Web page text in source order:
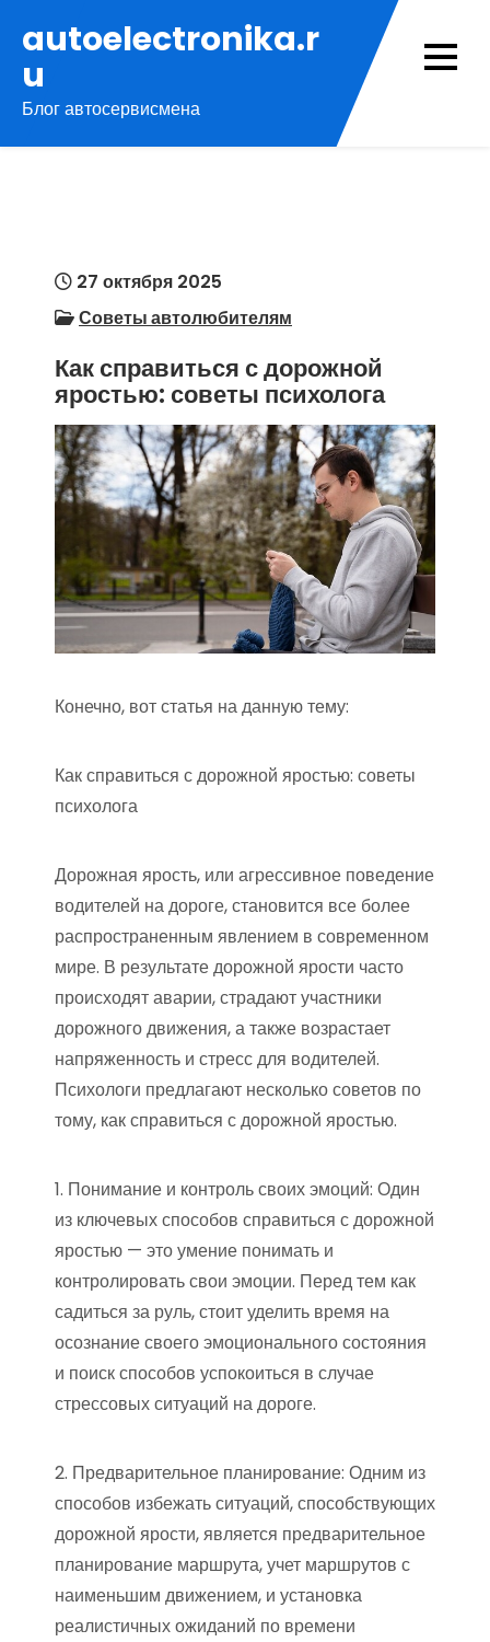
содержимому
autoelectronika.r
u
Блог автосервисмена
27 октября 2025
Советы автолюбителям
Как справиться с дорожной
яростью: советы психолога
Конечно, вот статья на данную тему:
Как справиться с дорожной яростью: советы
психолога
Дорожная ярость, или агрессивное поведение
водителей на дороге, становится все более
распространенным явлением в современном
мире. В результате дорожной ярости часто
происходят аварии, страдают участники
дорожного движения, а также возрастает
напряженность и стресс для водителей.
Психологи предлагают несколько советов по
тому, как справиться с дорожной яростью.
1. Понимание и контроль своих эмоций: Один
из ключевых способов справиться с дорожной
яростью — это умение понимать и
контролировать свои эмоции. Перед тем как
садиться за руль, стоит уделить время на
осознание своего эмоционального состояния
и поиск способов успокоиться в случае
стрессовых ситуаций на дороге.
2. Предварительное планирование: Одним из
способов избежать ситуаций, способствующих
дорожной ярости, является предварительное
планирование маршрута, учет маршрутов с
наименьшим движением, и установка
реалистичных ожиданий по времени